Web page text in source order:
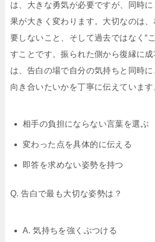
は、大きな勇気が必要ですが、同時
果が大きく変わります。大切なのは
要しないこと、そして過去ではなく“
すことです。振られた側から復縁に成
は、告白の場で自分の気持ちと同時に
向き合いたいかを丁寧に伝えています
相手の負担にならない言葉を選ぶ
変わった点を具体的に伝える
即答を求めない姿勢を持つ
Q. 告白で最も大切な姿勢は？
A. 気持ちを強くぶつける